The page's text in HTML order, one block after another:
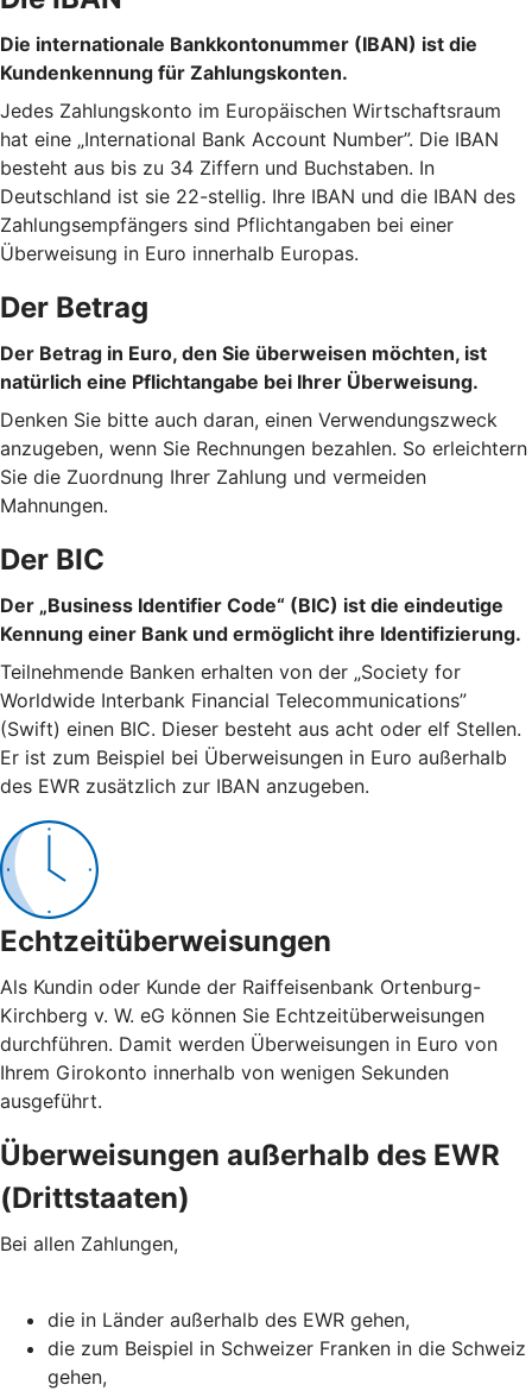
Die internationale Bankkontonummer (IBAN) ist die
Kundenkennung für Zahlungskonten.
Jedes Zahlungskonto im Europäischen Wirtschaftsraum
hat eine „International Bank Account Number”. Die IBAN
besteht aus bis zu 34 Ziffern und Buchstaben. In
Deutschland ist sie 22-stellig. Ihre IBAN und die IBAN des
Zahlungsempfängers sind Pflichtangaben bei einer
Überweisung in Euro innerhalb Europas.
Der Betrag
Der Betrag in Euro, den Sie überweisen möchten, ist
natürlich eine Pflichtangabe bei Ihrer Überweisung.
Denken Sie bitte auch daran, einen Verwendungszweck
anzugeben, wenn Sie Rechnungen bezahlen. So erleichtern
Sie die Zuordnung Ihrer Zahlung und vermeiden
Mahnungen.
Der BIC
Der „Business Identifier Code“ (BIC) ist die eindeutige
Kennung einer Bank und ermöglicht ihre Identifizierung.
Teilnehmende Banken erhalten von der „Society for
Worldwide Interbank Financial Telecommunications”
(Swift) einen BIC. Dieser besteht aus acht oder elf Stellen.
Er ist zum Beispiel bei Überweisungen in Euro außerhalb
des EWR zusätzlich zur IBAN anzugeben.
Echtzeitüberweisungen
Als Kundin oder Kunde der Raiffeisenbank Ortenburg-
Kirchberg v. W. eG können Sie Echtzeitüberweisungen
durchführen. Damit werden Überweisungen in Euro von
Ihrem Girokonto innerhalb von wenigen Sekunden
ausgeführt.
Überweisungen außerhalb des EWR
(Drittstaaten)
Bei allen Zahlungen,
die in Länder außerhalb des EWR gehen,
die zum Beispiel in Schweizer Franken in die Schweiz
gehen,